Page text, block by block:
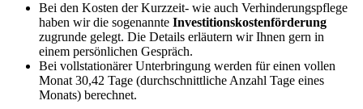
Bei den Kosten der Kurzzeit- wie auch Verhinderungspflege
haben wir die sogenannte Investitionskostenförderung
zugrunde gelegt. Die Details erläutern wir Ihnen gern in
einem persönlichen Gespräch.
Bei vollstationärer Unterbringung werden für einen vollen
Monat 30,42 Tage (durchschnittliche Anzahl Tage eines
Monats) berechnet.